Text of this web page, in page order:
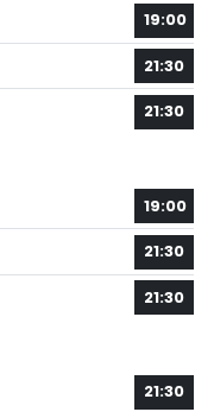
19:00
21:30
21:30
19:00
21:30
21:30
21:30